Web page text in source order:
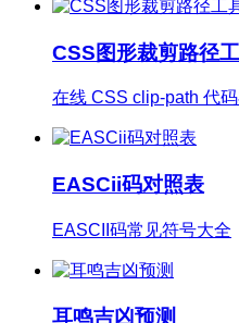
CSS图形裁剪路径
在线 CSS clip-path 代
EASCii码对照表
EASCII码常见符号大全
耳鸣吉凶预测